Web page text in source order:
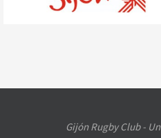
Gijón Rugby Club -